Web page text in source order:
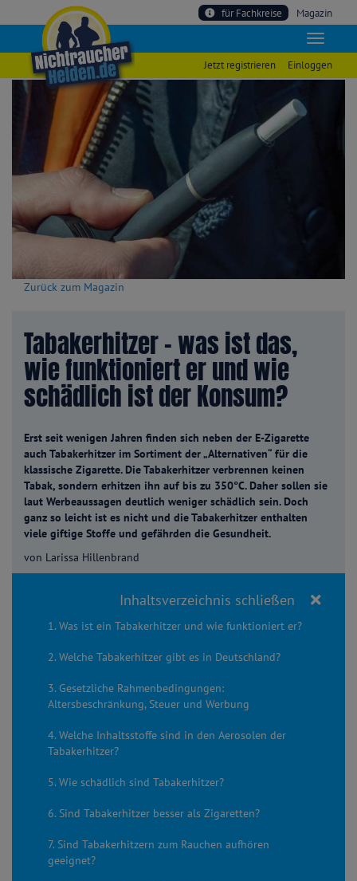
Magazin
für Fachkreise
Einloggen
Jetzt registrieren
Zurück zum Magazin
Tabakerhitzer – was ist das,
wie funktioniert er und wie
schädlich ist der Konsum?
Erst seit wenigen Jahren finden sich neben der E-Zigarette
auch Tabakerhitzer im Sortiment der „Alternativen“ für die
klassische Zigarette. Die Tabakerhitzer verbrennen keinen
Tabak, sondern erhitzen ihn auf bis zu 350°C. Daher sollen sie
laut Werbeaussagen deutlich weniger schädlich sein. Doch
ganz so leicht ist es nicht und die Tabakerhitzer enthalten
viele giftige Stoffe und gefährden die Gesundheit.
von Larissa Hillenbrand
Inhaltsverzeichnis schließen
1. Was ist ein Tabakerhitzer und wie funktioniert er?
2. Welche Tabakerhitzer gibt es in Deutschland?
3. Gesetzliche Rahmenbedingungen:
Altersbeschränkung, Steuer und Werbung
4. Welche Inhaltsstoffe sind in den Aerosolen der
Tabakerhitzer?
5. Wie schädlich sind Tabakerhitzer?
6. Sind Tabakerhitzer besser als Zigaretten?
7. Sind Tabakerhitzern zum Rauchen aufhören
geeignet?